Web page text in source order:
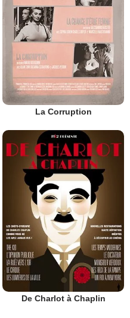
La Corruption
De Charlot à Chaplin